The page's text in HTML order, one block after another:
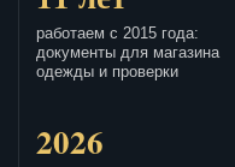
работаем с 2015 года:
документы для магазина
одежды и проверки
2026